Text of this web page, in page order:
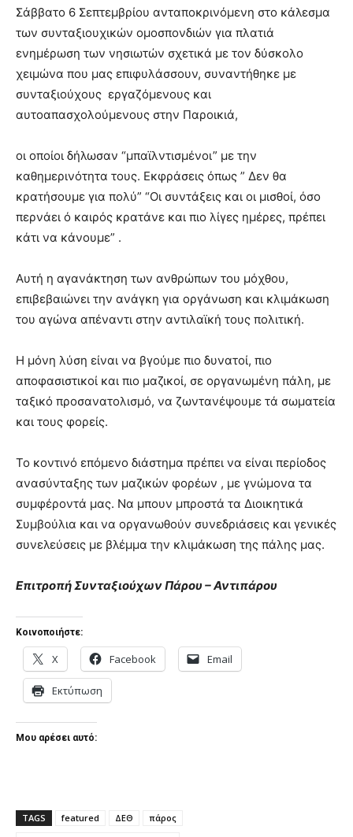
Σάββατο 6 Σεπτεμβρίου ανταποκρινόμενη στο κάλεσμα
των συνταξιουχικών ομοσπονδιών για πλατιά
ενημέρωση των νησιωτών σχετικά με τον δύσκολο
χειμώνα που μας επιφυλάσσουν, συναντήθηκε με
συνταξιούχους εργαζόμενους και
αυτοαπασχολούμενους στην Παροικιά,
οι οποίοι δήλωσαν “μπαϊλντισμένοι” με την
καθημερινότητα τους. Εκφράσεις όπως ” Δεν θα
κρατήσουμε για πολύ” “Οι συντάξεις και οι μισθοί, όσο
περνάει ό καιρός κρατάνε και πιο λίγες ημέρες, πρέπει
κάτι να κάνουμε” .
Αυτή η αγανάκτηση των ανθρώπων του μόχθου,
επιβεβαιώνει την ανάγκη για οργάνωση και κλιμάκωση
του αγώνα απέναντι στην αντιλαϊκή τους πολιτική.
Η μόνη λύση είναι να βγούμε πιο δυνατοί, πιο
αποφασιστικοί και πιο μαζικοί, σε οργανωμένη πάλη, με
ταξικό προσανατολισμό, να ζωντανέψουμε τά σωματεία
και τους φορείς.
Το κοντινό επόμενο διάστημα πρέπει να είναι περίοδος
ανασύνταξης των μαζικών φορέων , με γνώμονα τα
συμφέροντά μας. Να μπουν μπροστά τα Διοικητικά
Συμβούλια και να οργανωθούν συνεδριάσεις και γενικές
συνελεύσεις με βλέμμα την κλιμάκωση της πάλης μας.
Επιτροπή Συνταξιούχων Πάρου – Αντιπάρου
Κοινοποιήστε:
X Facebook Email
Εκτύπωση
Μου αρέσει αυτό:
TAGS featured ΔΕΘ
πάρος